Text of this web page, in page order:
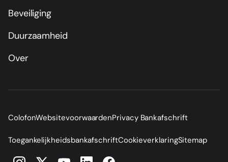
Beveiliging
Duurzaamheid
Over
ColofonWebsitevoorwaardenPrivacy Bankafschrift
ToegankelijkheidsbankafschriftCookieverklaringSitemap